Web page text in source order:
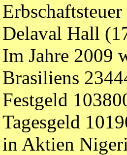
Delaval Hall
Im Jahre 2009
Brasiliens
Festgeld
Tagesgeld
in Aktien